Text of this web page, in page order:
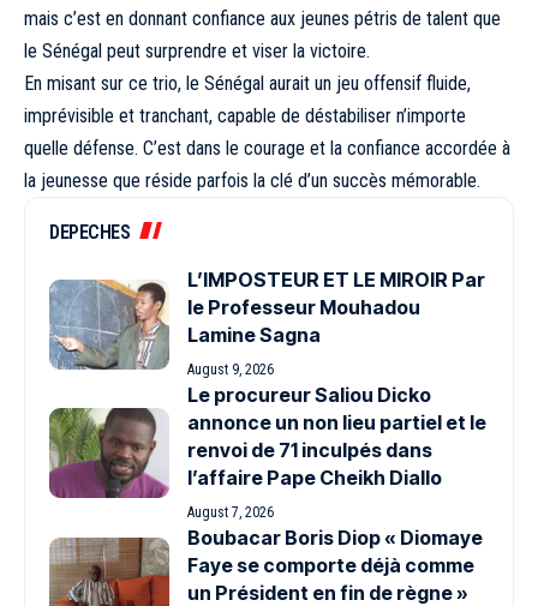
mais c’est en donnant confiance aux jeunes pétris de talent que
le Sénégal peut surprendre et viser la victoire.
En misant sur ce trio, le Sénégal aurait un jeu offensif fluide,
imprévisible et tranchant, capable de déstabiliser n’importe
quelle défense. C’est dans le courage et la confiance accordée à
la jeunesse que réside parfois la clé d’un succès mémorable.
DEPECHES
L’IMPOSTEUR ET LE MIROIR Par
le Professeur Mouhadou
Lamine Sagna
August 9, 2026
Le procureur Saliou Dicko
annonce un non lieu partiel et le
renvoi de 71 inculpés dans
l’affaire Pape Cheikh Diallo
August 7, 2026
Boubacar Boris Diop « Diomaye
Faye se comporte déjà comme
un Président en fin de règne »